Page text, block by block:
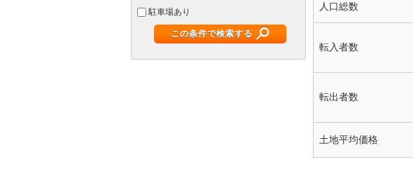
人口総数
転入者数
転出者数
土地平均価格
駐車場あり
この条件で検索する